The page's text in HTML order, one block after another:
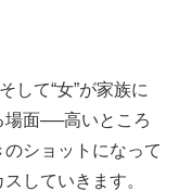
して“女”が家族に
場面──高いところ
ショットになって
していきます。